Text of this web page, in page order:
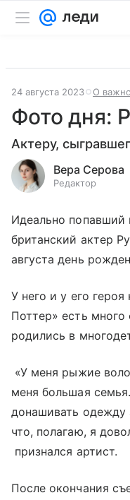
24 августа 2023 О
Фото дня:
Актеру,
Вера Серова
Редактор
Идеально попавший
британский актер
августа день
У него и у его
Поттер» есть
родились в
«У меня рыжие
меня большая
донашивать одежду
что, полагаю, я
признался артист.
После окончания